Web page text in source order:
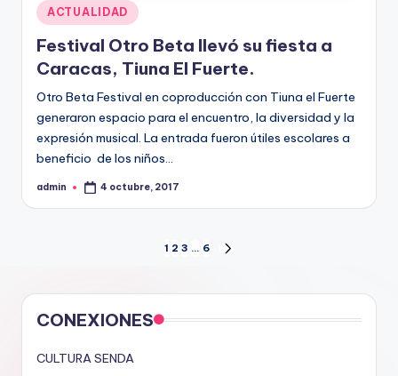
Publicado
en
ACTUALIDAD
Festival Otro Beta llevó su fiesta a
Caracas, Tiuna El Fuerte.
Otro Beta Festival en coproducción con Tiuna el Fuerte
generaron espacio para el encuentro, la diversidad y la
expresión musical. La entrada fueron útiles escolares a
beneficio de los niños…
Publicado
admin 4 octubre, 2017
Paginación
de
entradas
1 2 3 … 6
CONEXIONES
CULTURA SENDA